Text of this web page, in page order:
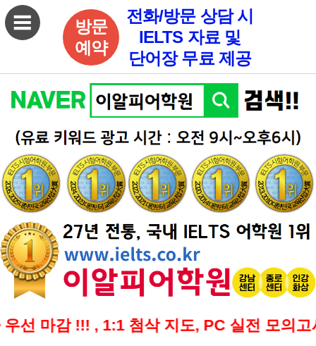
방문
예약
전화/방문 상담 시
IELTS 자료 및
단어장 무료 제공
!!! , 1:1 첨삭 지도, PC 실전 모의고사 무